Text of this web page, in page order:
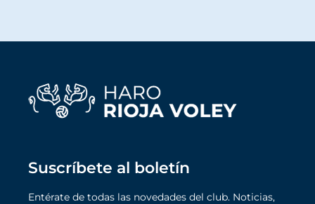
Suscríbete al boletín
Entérate de todas las novedades del club. Noticias,